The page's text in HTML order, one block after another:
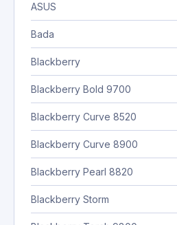
ASUS
Bada
Blackberry
Blackberry Bold 9700
Blackberry Curve 8520
Blackberry Curve 8900
Blackberry Pearl 8820
Blackberry Storm